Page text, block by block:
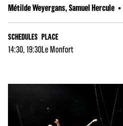
Métilde Weyergans, Samuel Hercule
SCHEDULES
14:30, 19:30
PLACE
Le Monfort